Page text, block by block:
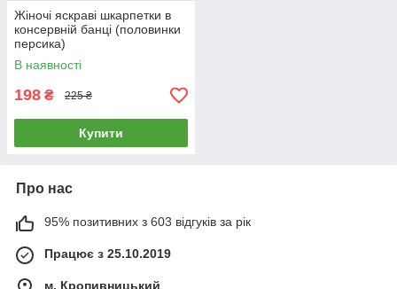
Жіночі яскраві шкарпетки в
консервній банці (половинки
персика)
В наявності
198 ₴ 225 ₴
Купити
Про нас
95% позитивних з 603 відгуків за рік
Працює з 25.10.2019
м. Кропивницький